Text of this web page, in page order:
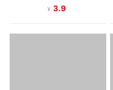
型，一站式搭建可落地自动
¥ 3.9